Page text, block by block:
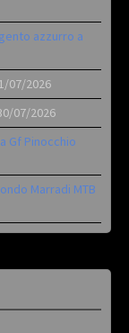
azzurro a
07/2026
07/2026
Gf Pinocchio
Marradi MTB